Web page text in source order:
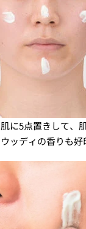
に5点置きして、
ッディの香りも好